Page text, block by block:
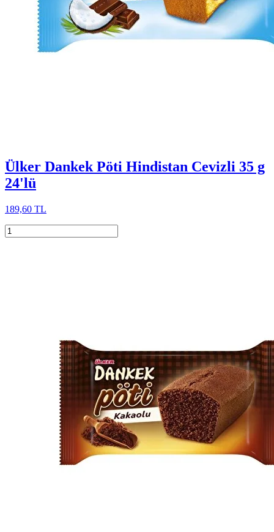
Ülker Dankek Pöti Hindistan Cevizli 35 g
24'lü
189,60 TL